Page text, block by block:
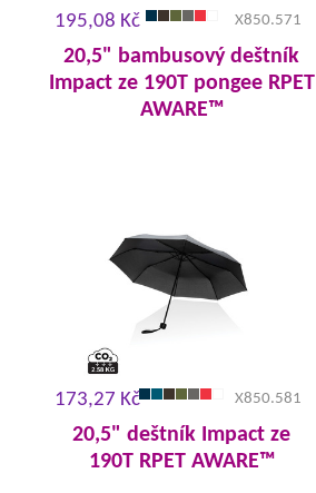
195,08 Kč X850.571
20,5" bambusový deštník
Impact ze 190T pongee RPET
AWARE™
173,27 Kč X850.581
20,5" deštník Impact ze
190T RPET AWARE™